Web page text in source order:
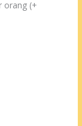
orang (+